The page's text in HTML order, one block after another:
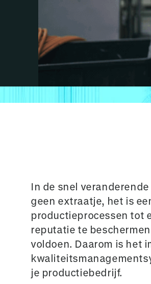
In de snel
geen extraatje, het is
productieprocessen tot
reputatie te
voldoen. Daarom is het
je productiebedrijf.